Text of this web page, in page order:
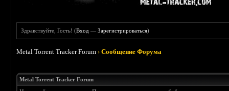
Здравствуйте, Гость! (Вход —Зарегистрироваться)
Metal Torrent Tracker Forum ›Сообщение Форума
Metal Torrent Tracker Forum